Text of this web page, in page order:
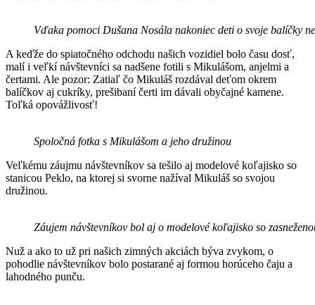
Vďaka pomoci Dušana Nosála nakoniec deti o svoje balíčky
A keďže do spiatočného odchodu našich vozidiel bolo času dosť,
malí i veľkí návštevníci sa nadšene fotili s Mikulášom, anjelmi a
čertami. Ale pozor: Zatiaľ čo Mikuláš rozdával deťom okrem
balíčkov aj cukríky, prešibaní čerti im dávali obyčajné kamene.
Toľká opovážlivosť!
Spoločná fotka s Mikulášom a jeho družinou
Veľkému záujmu návštevníkov sa tešilo aj modelové koľajisko so
stanicou Peklo, na ktorej si svorne nažíval Mikuláš so svojou
družinou.
Záujem návštevníkov bol aj o modelové koľajisko so
Nuž a ako to už pri našich zimných akciách býva zvykom, o
pohodlie návštevníkov bolo postarané aj formou horúceho čaju a
lahodného punču.